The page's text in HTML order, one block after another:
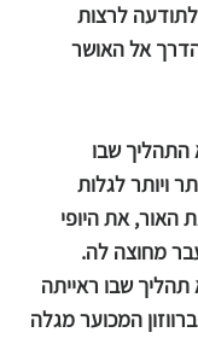
לרצות
אל האושר
שבו
ויותר לגלות
האור, את היופי
מחוצה לה.
שבו ראייתה
המכוער מגלה